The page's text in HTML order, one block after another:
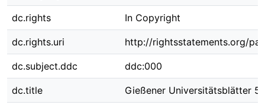
dc.rights In Copyright
dc.rights.uri http://rightsstatements.org/
dc.subject.ddc ddc:000
dc.title Gießener Universitätsblätter